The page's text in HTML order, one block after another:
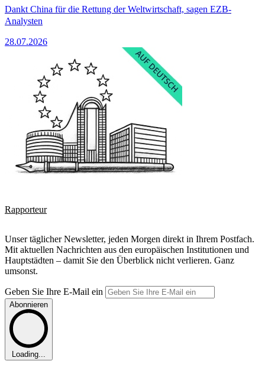
Dankt China für die Rettung der Weltwirtschaft, sagen EZB-
Analysten
28.07.2026
Rapporteur
Unser täglicher Newsletter, jeden Morgen direkt in Ihrem Postfach.
Mit aktuellen Nachrichten aus den europäischen Institutionen und
Hauptstädten – damit Sie den Überblick nicht verlieren. Ganz
umsonst.
Geben Sie Ihre E-Mail ein
Abonnieren
Loading...